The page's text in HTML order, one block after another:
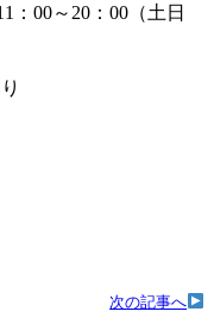
：00～20：00（土日
次の記事へ